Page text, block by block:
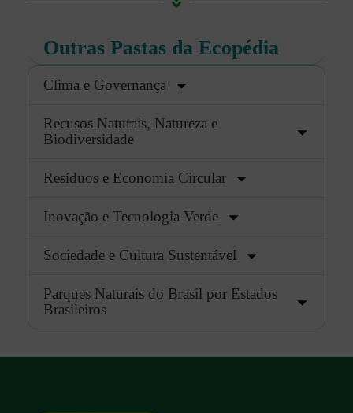
Outras Pastas da Ecopédia
Clima e Governança
Recusos Naturais, Natureza e
Biodiversidade
Resíduos e Economia Circular
Inovação e Tecnologia Verde
Sociedade e Cultura Sustentável
Parques Naturais do Brasil por Estados
Brasileiros